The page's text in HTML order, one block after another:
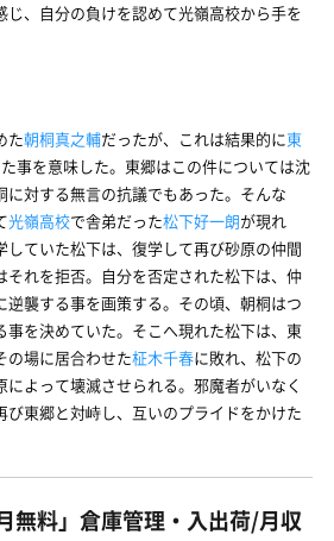
じ、自分の負けを認めて光嶺高校から手を
た朝桐真之輔だったが、これは結果的に東
事を意味した。東郷はこの件については沈
対する無言の抗議でもあった。そんな
光嶺高校で舎弟だった松下好一朗が現れ
していた松下は、復学して再び砂原の仲間
それを拒否。自分を否定された松下は、仲
逆襲する事を画策する。その頃、朝桐はつ
事を決めていた。そこへ現れた松下は、東
の場に居合わせた柾木千春に敗れ、松下の
よって壊滅させられる。邪魔者がいなく
び東郷と対峙し、互いのプライドをかけた
無料」倉庫管理・入出荷/月収